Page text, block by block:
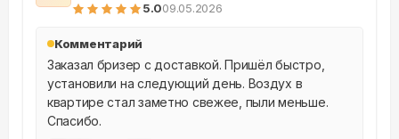
5.009.05.2026
Комментарий
Заказал бризер с доставкой. Пришёл быстро,
установили на следующий день. Воздух в
квартире стал заметно свежее, пыли меньше.
Спасибо.